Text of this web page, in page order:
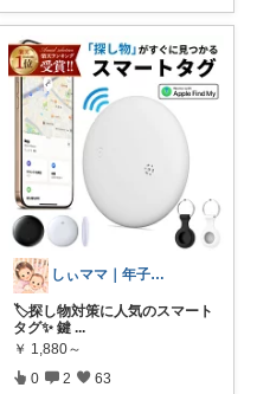
しぃママ｜年子育児と暮らし🌷
🏷️探し物対策に人気のスマート
タグ✨ 鍵 ...
￥ 1,880～
0 2 63